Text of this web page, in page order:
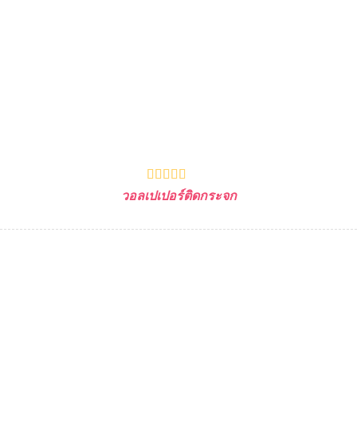
วอลเปเปอร์ติดกระจก